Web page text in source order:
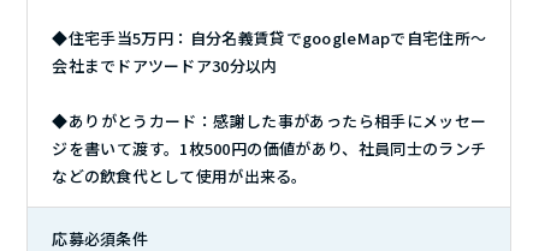
◆住宅手当5万円：自分名義賃貸でgoogleMapで自宅住所～
会社までドアツードア30分以内
◆ありがとうカード：感謝した事があったら相手にメッセー
ジを書いて渡す。1枚500円の価値があり、社員同士のランチ
などの飲食代として使用が出来る。
応募必須条件